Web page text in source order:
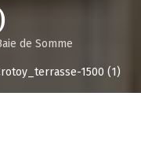
de Somme
1500 (1)